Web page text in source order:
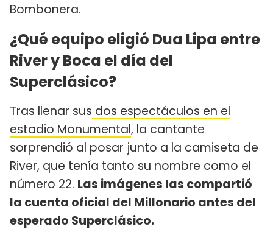
Bombonera.
¿Qué equipo eligió Dua Lipa entre
River y Boca el día del
Superclásico?
Tras llenar sus dos espectáculos en el
estadio Monumental, la cantante
sorprendió al posar junto a la camiseta de
River, que tenía tanto su nombre como el
número 22. Las imágenes las compartió
la cuenta oficial del Millonario antes del
esperado Superclásico.